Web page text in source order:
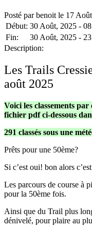
Posté par benoit le 17
Début: 30 Août, 2025 -
Fin:
30 Août, 2025 -
Description:
Les Trails
août 2025
Voici les classements
fichier pdf ci-dessous
291 classés sous une
Prêts pour une 50ème?
Si c’est oui! bon alors
Les parcours de course à
pour la 50ème fois.
Ainsi que du Trail plus
dénivelé, pour plaire au